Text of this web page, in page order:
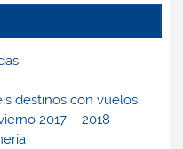
destinos con vuelos
2017 – 2018